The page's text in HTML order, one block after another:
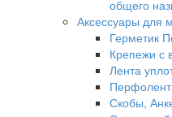
общего
Аксессуары для
Герметик
Крепежи с
Лента
Скобы,